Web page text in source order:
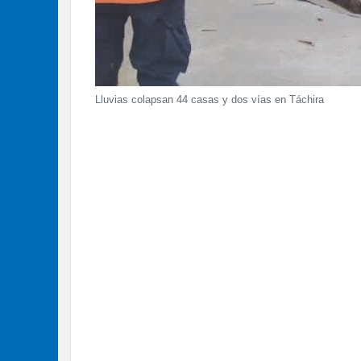
Lluvias colapsan 44 casas y dos vías en Táchira